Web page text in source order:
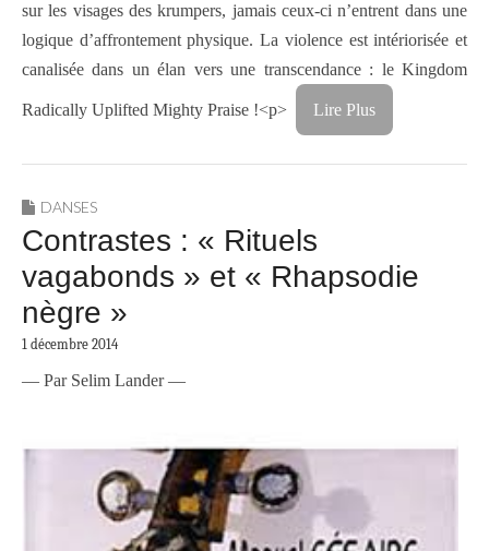
sur les visages des krumpers, jamais ceux-ci n’entrent dans une
logique d’affrontement physique. La violence est intériorisée et
canalisée dans un élan vers une transcendance : le Kingdom
Radically Uplifted Mighty Praise !<p> Lire Plus
DANSES
Contrastes : « Rituels
vagabonds » et « Rhapsodie
nègre »
1 décembre 2014
— Par Selim Lander —